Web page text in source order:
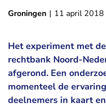
Groningen | 11 april 2018
Het experiment met
rechtbank Noord-
afgerond. Een
momenteel de
deelnemers in kaart